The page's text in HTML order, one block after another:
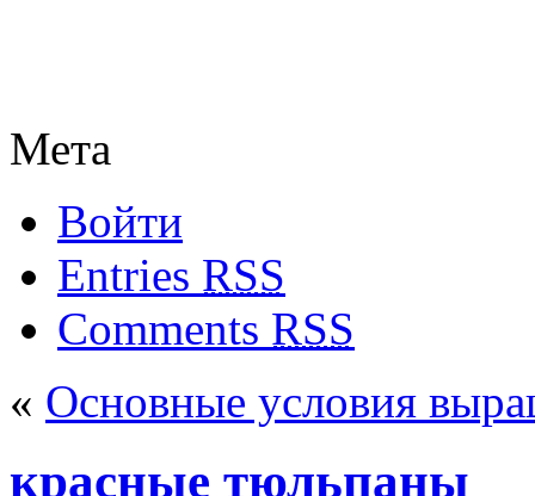
Мета
Войти
Entries RSS
Comments RSS
« Основные условия
красные тюльпаны